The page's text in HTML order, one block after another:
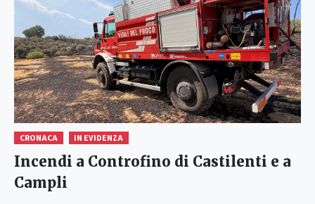
CRONACA IN EVIDENZA
Incendi a Controfino di Castilenti e a
Campli